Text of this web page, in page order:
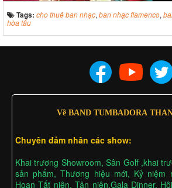
Tags: cho thuê ban nhạc, ban nhạc flamenco,
hòa tấu
Về BAND TUMBADORA
Chuyên đảm nhân các show:
Khai trương Showroom, Sân Golf ,khai
sản phẩm, Thương hiệu mới, Kỷ niệm
Hoan Tất niên, Tân niên,Gala Dinner,